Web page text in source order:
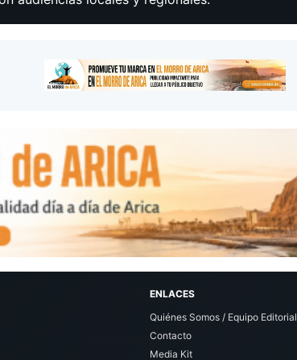
ENLACES
Quiénes Somos / Equipo Editorial
Contacto
Media Kit